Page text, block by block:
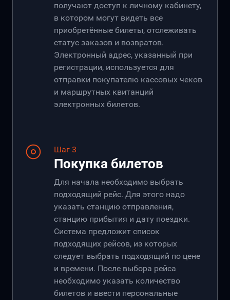
получают доступ к личному кабинету,
в котором могут видеть все
приобретённые билеты, отслеживать
статус заказов и возвратов.
Электронный адрес, указанный при
регистрации, используется для
отправки покупателю кассовых чеков
и маршрутных квитанций
электронных билетов.
Шаг 3
Покупка билетов
Для начала необходимо выбрать
подходящий рейс. Для этого надо
указать станцию отправления,
станцию прибытия и дату поездки.
Система предложит список
подходящих рейсов, из которых
следует выбрать подходящий по цене
и времени. После выбора рейса
необходимо указать количество
билетов и ввести персональные